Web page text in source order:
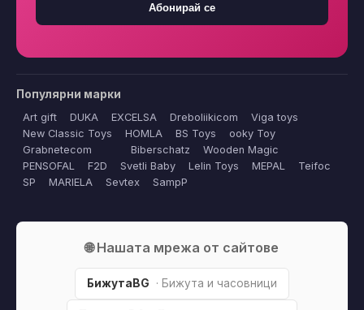
Абонирай се
Популярни марки
Art gift DUKA EXCELSA Dreboliikicom
Viga toys
New Classic Toys
HOMLA BS Toys
ooky Toy
Grabnetecom
Biberschatz
Wooden Magic
PENSOFAL
F2D Svetli Baby Lelin Toys MEPAL
Teifoc
SP
MARIELA Sevtex SampP
🌐 Нашата мрежа от сайтове
БижутаBG · Бижута и часовници